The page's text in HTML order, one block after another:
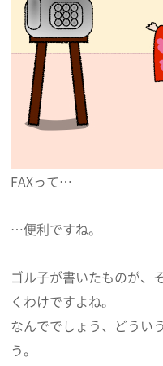
FAXって…
…便利ですね。
ゴル子が書いたものが、
くわけですよね。
なんででしょう、どうい
う。